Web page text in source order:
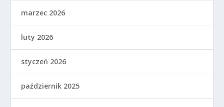
marzec 2026
luty 2026
styczeń 2026
październik 2025